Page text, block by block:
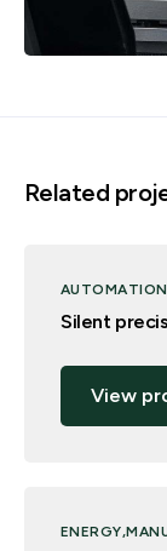
Related
AUTOMATION
Silent
View
ENERGY